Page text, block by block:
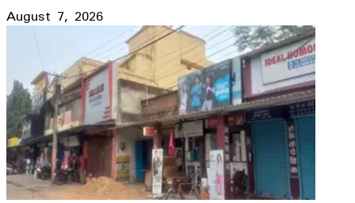
August 7, 2026